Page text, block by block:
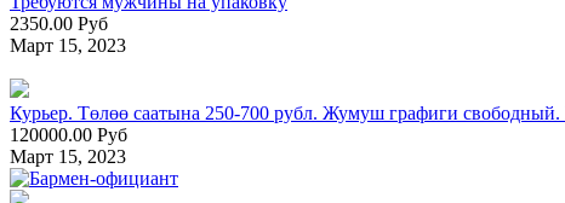
2350.00 Руб
Март 15, 2023
Курьер. Төлөө саатына 250-700 рубл. Жумуш графиги
120000.00 Руб
Март 15, 2023